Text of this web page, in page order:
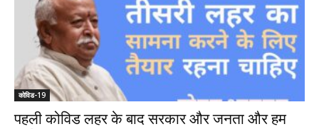
कोविड-19
पहली कोविड लहर के बाद सरकार और जनता और हम